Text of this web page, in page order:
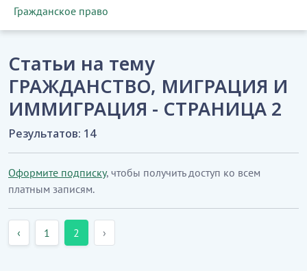
Гражданское право
Статьи на тему
ГРАЖДАНСТВО, МИГРАЦИЯ И
ИММИГРАЦИЯ - СТРАНИЦА 2
Результатов: 14
Оформите подписку, чтобы получить доступ ко всем
платным записям.
‹ 1 2 ›